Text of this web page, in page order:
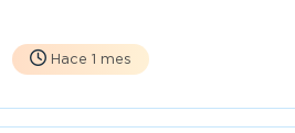
Hace 1 mes